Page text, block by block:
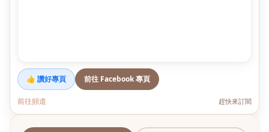
👍 讚好專頁 前往 Facebook 專頁
前往頻道 趕快來訂閱